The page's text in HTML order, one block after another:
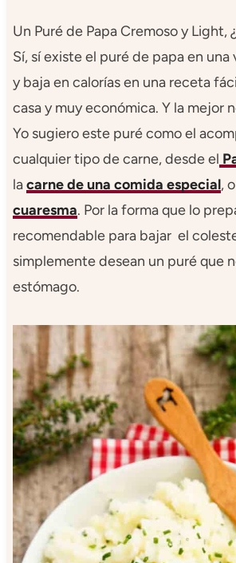
Un Puré de Papa Cremoso y Light,
Sí, sí existe el puré de papa en una
y baja en calorías en una receta
casa y muy económica. Y la mejor
Yo sugiero este puré como el
cualquier tipo de carne, desde el
lacarne de una comida especial,
cuaresma. Por la forma que lo
recomendable para bajar el
simplemente desean un puré que
estómago.